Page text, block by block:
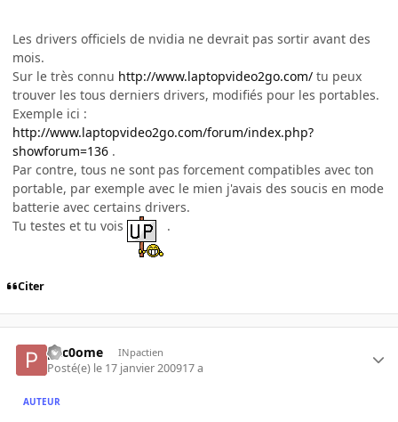
Les drivers officiels de nvidia ne devrait pas sortir avant des
mois.
Sur le très connu http://www.laptopvideo2go.com/ tu peux
trouver les tous derniers drivers, modifiés pour les portables.
Exemple ici :
http://www.laptopvideo2go.com/forum/index.php?
showforum=136 .
Par contre, tous ne sont pas forcement compatibles avec ton
portable, par exemple avec le mien j'avais des soucis en mode
batterie avec certains drivers.
Tu testes et tu vois
.
Citer
pac0ome INpactien
Posté(e) le 17 janvier 200917 a
AUTEUR